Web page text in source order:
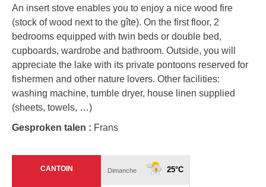
An insert stove enables you to enjoy a nice wood fire
(stock of wood next to the gîte). On the first floor, 2
bedrooms equipped with twin beds or double bed,
cupboards, wardrobe and bathroom. Outside, you will
appreciate the lake with its private pontoons reserved for
fishermen and other nature lovers. Other facilities:
washing machine, tumble dryer, house linen supplied
(sheets, towels, …)
Gesproken talen : Frans